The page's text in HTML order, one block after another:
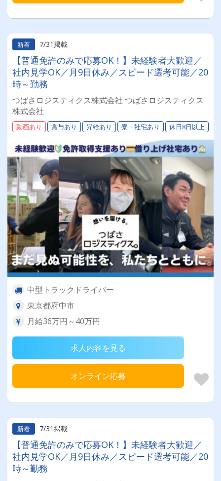
新着 7/31掲載
【普通免許のみで応募OK！】未経験者大歓迎／
社内見学OK／月9日休み／スピード選考可能／20
時～勤務
つばさロジスティクス株式会社 つばさロジスティクス
株式会社
動画あり 賞与あり 昇給あり 寮・社宅あり 休日8日以上
中型トラックドライバー
東京都府中市
月給36万円～40万円
求人内容を見る
オンライン応募
新着 7/31掲載
【普通免許のみで応募OK！】未経験者大歓迎／
社内見学OK／月9日休み／スピード選考可能／20
時～勤務